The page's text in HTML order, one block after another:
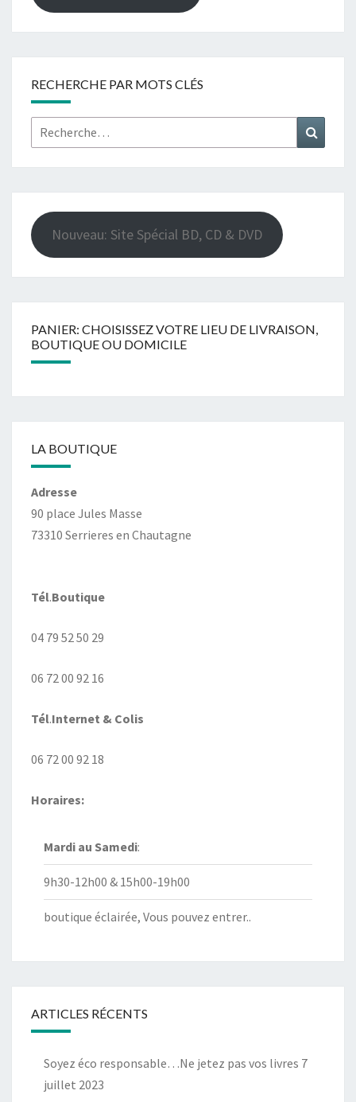
RECHERCHE PAR MOTS CLÉS
Rechercher :
Nouveau: Site Spécial BD, CD & DVD
PANIER: CHOISISSEZ VOTRE LIEU DE LIVRAISON,
BOUTIQUE OU DOMICILE
LA BOUTIQUE
Adresse
90 place Jules Masse
73310 Serrieres en Chautagne
Tél.Boutique
04 79 52 50 29
06 72 00 92 16
Tél.Internet & Colis
06 72 00 92 18
Horaires:
Mardi au Samedi:
9h30-12h00 & 15h00-19h00
boutique éclairée, Vous pouvez entrer..
ARTICLES RÉCENTS
Soyez éco responsable…Ne jetez pas vos livres 7
juillet 2023